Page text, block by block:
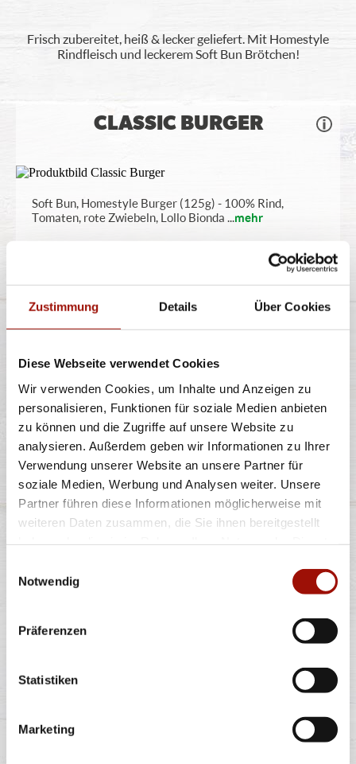
Zustimmung Details Über Cookies
Diese Webseite verwendet Cookies
Wir verwenden Cookies, um Inhalte und Anzeigen zu
personalisieren, Funktionen für soziale Medien anbieten
zu können und die Zugriffe auf unsere Website zu
analysieren. Außerdem geben wir Informationen zu Ihrer
Verwendung unserer Website an unsere Partner für
soziale Medien, Werbung und Analysen weiter. Unsere
Partner führen diese Informationen möglicherweise mit
weiteren Daten zusammen, die Sie ihnen bereitgestellt
Notwendig
Präferenzen
Statistiken
Marketing
Frisch zubereitet, heiß & lecker geliefert. Mit Homestyle
Rindfleisch und leckerem Soft Bun Brötchen!
CLASSIC BURGER
Soft Bun, Homestyle Burger (125g) - 100% Rind,
Tomaten, rote Zwiebeln, Lollo Bionda ...mehr
9,40 €
doppelt
12,40 €
Soft Bun, Homestyle Burger (125g) - 100% Rind,
Tomaten, rote Zwiebeln, Lollo Bionda...mehr
einfach
9,90 €
doppelt
12,90 €
Soft Bun, Homestyle Burger (125g) - 100% Rind, Bacon,